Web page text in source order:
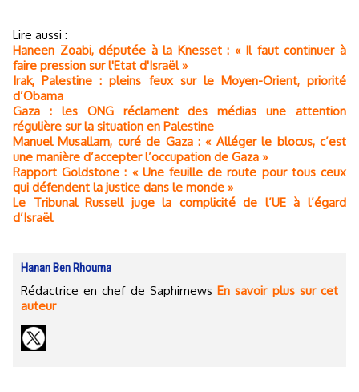
Lire aussi :
Haneen Zoabi, députée à la Knesset : « Il faut continuer à
faire pression sur l'Etat d'Israël »
Irak, Palestine : pleins feux sur le Moyen-Orient, priorité
d’Obama
Gaza : les ONG réclament des médias une attention
régulière sur la situation en Palestine
Manuel Musallam, curé de Gaza : « Alléger le blocus, c’est
une manière d’accepter l’occupation de Gaza »
Rapport Goldstone : « Une feuille de route pour tous ceux
qui défendent la justice dans le monde »
Le Tribunal Russell juge la complicité de l’UE à l’égard
d’Israël
Hanan Ben Rhouma
Rédactrice en chef de Saphirnews En savoir plus sur cet
auteur